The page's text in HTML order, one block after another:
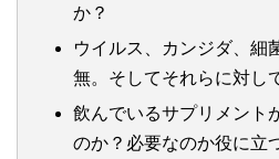
か？
ウイルス、カンジダ、細
無。そしてそれらに対し
飲んでいるサプリメント
のか？必要なのか役に立